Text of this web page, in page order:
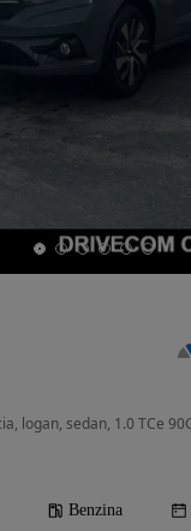
Benzina